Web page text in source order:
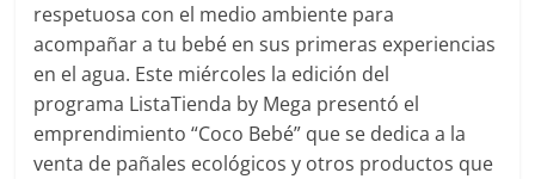
respetuosa con el medio ambiente para
acompañar a tu bebé en sus primeras experiencias
en el agua. Este miércoles la edición del
programa ListaTienda by Mega presentó el
emprendimiento “Coco Bebé” que se dedica a la
venta de pañales ecológicos y otros productos que